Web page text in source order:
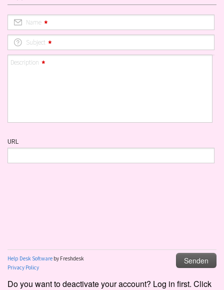
Do you want to deactivate your account? Log in first. Click